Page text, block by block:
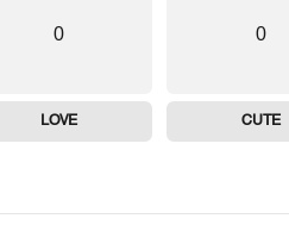
0
CUTE
0
LOVE